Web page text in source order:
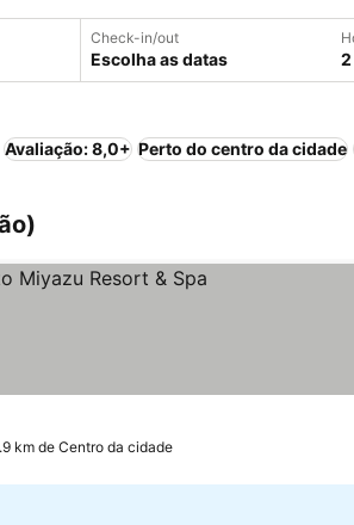
Check-in/out
Escolha as datas
Avaliação: 8,0+ Perto do centro da cidade
km de Centro da cidade